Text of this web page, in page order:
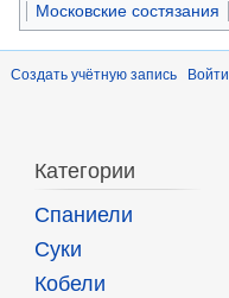
Московские состязания
Создать учётную запись Войти
Категории
Спаниели
Суки
Кобели